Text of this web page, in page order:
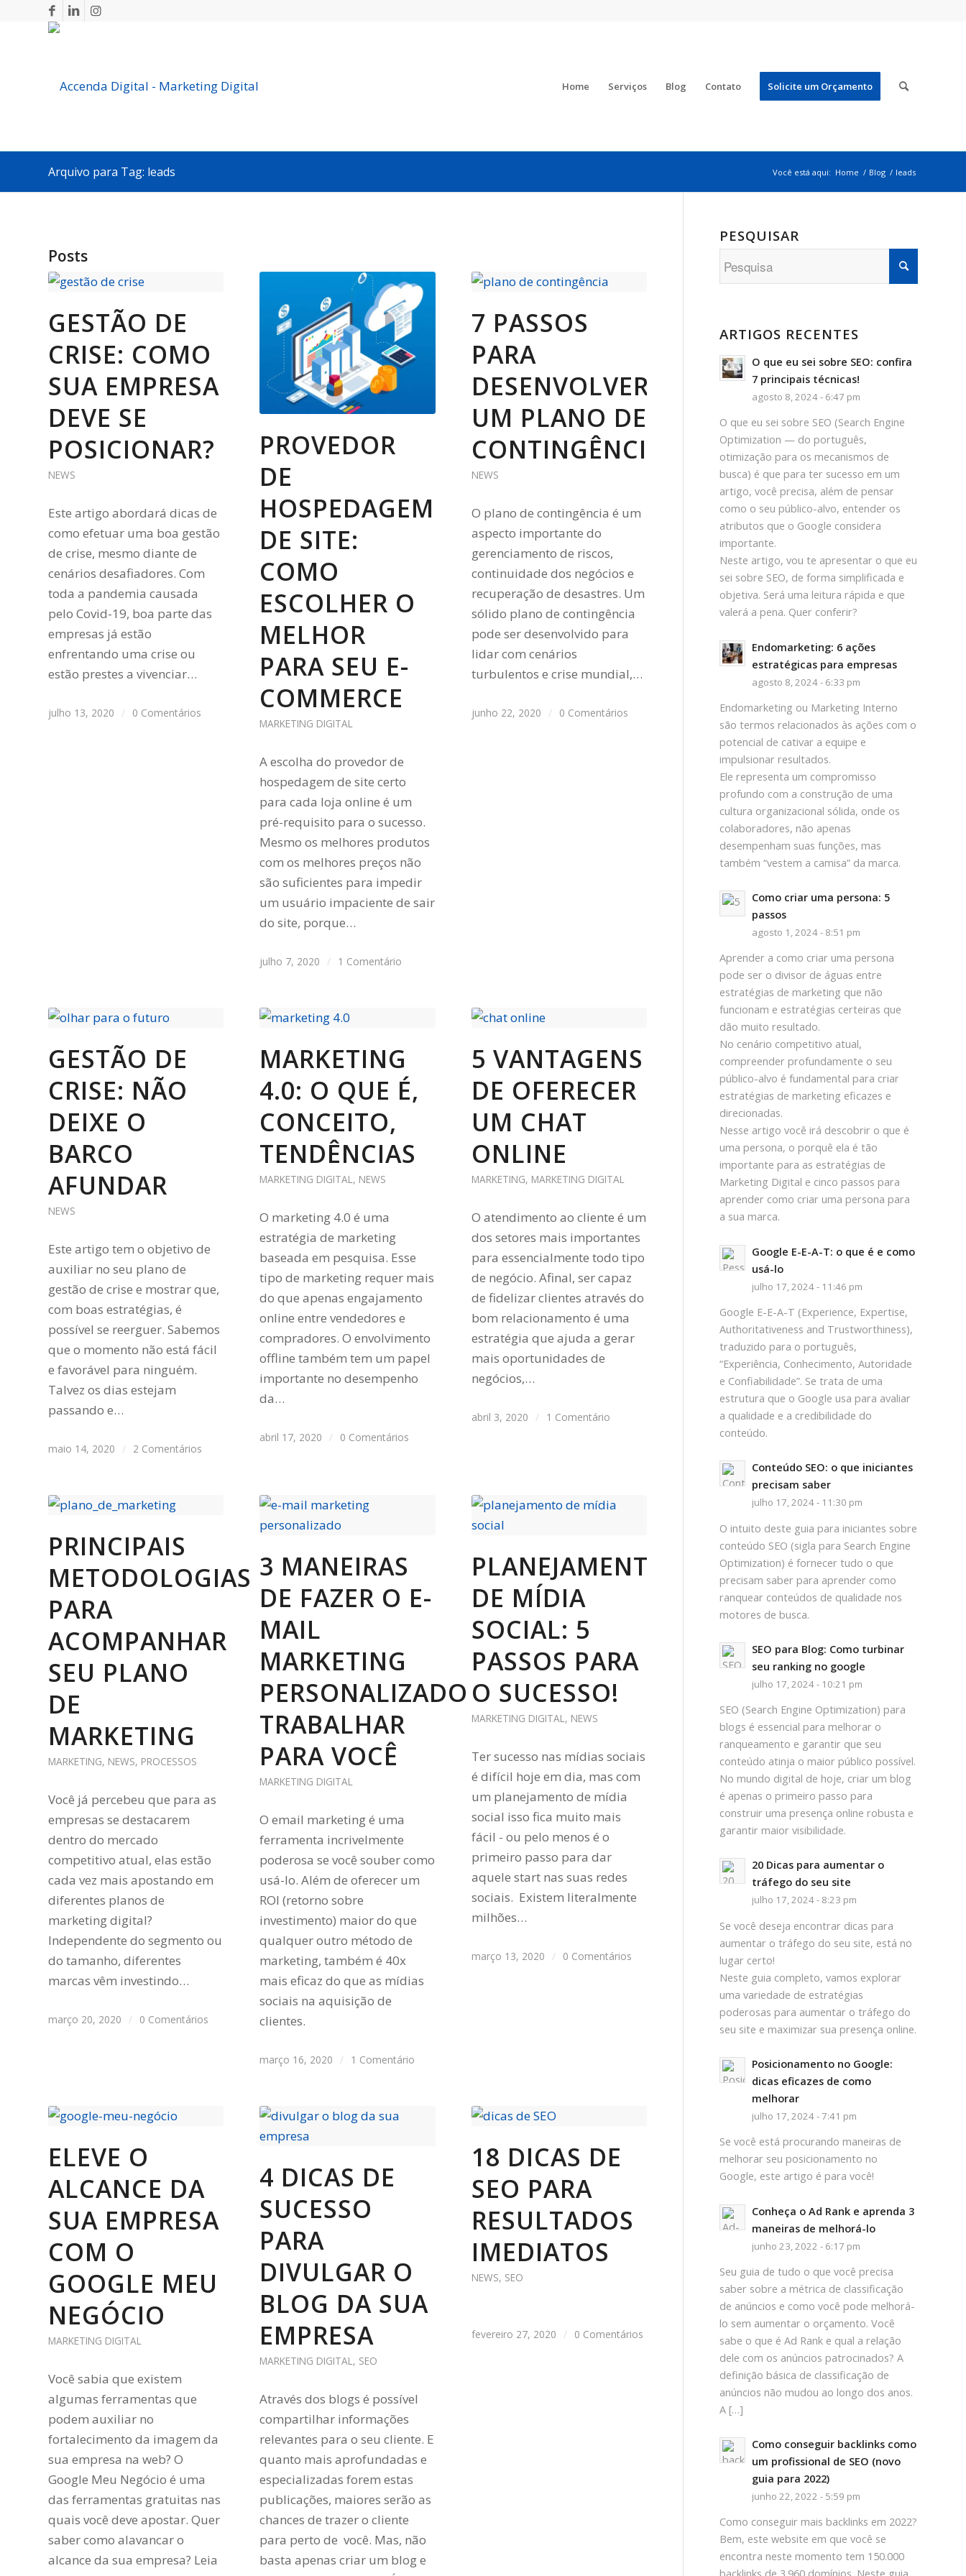
Home Serviços Blog Contato Solicite um Orçamento
Arquivo para Tag: leads Você está aqui: Home / Blog / leads
Posts
GESTÃO DE
CRISE: COMO
SUA EMPRESA
DEVE SE
POSICIONAR?
NEWS
Este artigo abordará dicas de
como efetuar uma boa gestão
de crise, mesmo diante de
cenários desafiadores. Com
toda a pandemia causada
pelo Covid-19, boa parte das
empresas já estão
enfrentando uma crise ou
estão prestes a vivenciar…
julho 13, 2020 / 0 Comentários
PROVEDOR
DE
HOSPEDAGEM
DE SITE:
COMO
ESCOLHER O
MELHOR
PARA SEU E-
COMMERCE
MARKETING DIGITAL
A escolha do provedor de
hospedagem de site certo
para cada loja online é um
pré-requisito para o sucesso.
Mesmo os melhores produtos
com os melhores preços não
são suficientes para impedir
um usuário impaciente de sair
do site, porque…
julho 7, 2020 / 1 Comentário
7 PASSOS
PARA
DESENVOLVER
UM PLANO DE
CONTINGÊNCIA
NEWS
O plano de contingência é um
aspecto importante do
gerenciamento de riscos,
continuidade dos negócios e
recuperação de desastres. Um
sólido plano de contingência
pode ser desenvolvido para
lidar com cenários
turbulentos e crise mundial,…
junho 22, 2020 / 0 Comentários
GESTÃO DE
CRISE: NÃO
DEIXE O
BARCO
AFUNDAR
NEWS
Este artigo tem o objetivo de
auxiliar no seu plano de
gestão de crise e mostrar que,
com boas estratégias, é
possível se reerguer. Sabemos
que o momento não está fácil
e favorável para ninguém.
Talvez os dias estejam
passando e…
maio 14, 2020 / 2 Comentários
MARKETING
4.0: O QUE É,
CONCEITO,
TENDÊNCIAS
MARKETING DIGITAL , NEWS
O marketing 4.0 é uma
estratégia de marketing
baseada em pesquisa. Esse
tipo de marketing requer mais
do que apenas engajamento
online entre vendedores e
compradores. O envolvimento
offline também tem um papel
importante no desempenho
da…
abril 17, 2020 / 0 Comentários
5 VANTAGENS
DE OFERECER
UM CHAT
ONLINE
MARKETING, MARKETING DIGITAL
O atendimento ao cliente é um
dos setores mais importantes
para essencialmente todo tipo
de negócio. Afinal, ser capaz
de fidelizar clientes através do
bom relacionamento é uma
estratégia que ajuda a gerar
mais oportunidades de
negócios,…
abril 3, 2020 / 1 Comentário
PRINCIPAIS
METODOLOGIAS
PARA
ACOMPANHAR
SEU PLANO
DE
MARKETING
MARKETING, NEWS, PROCESSOS
Você já percebeu que para as
empresas se destacarem
dentro do mercado
competitivo atual, elas estão
cada vez mais apostando em
diferentes planos de
marketing digital?
Independente do segmento ou
do tamanho, diferentes
marcas vêm investindo…
março 20, 2020 / 0 Comentários
3 MANEIRAS
DE FAZER O E-
MAIL
MARKETING
PERSONALIZADO
TRABALHAR
PARA VOCÊ
MARKETING DIGITAL
O email marketing é uma
ferramenta incrivelmente
poderosa se você souber como
usá-lo. Além de oferecer um
ROI (retorno sobre
investimento) maior do que
qualquer outro método de
marketing, também é 40x
mais eficaz do que as mídias
sociais na aquisição de
clientes.
março 16, 2020 / 1 Comentário
PLANEJAMENTO
DE MÍDIA
SOCIAL: 5
PASSOS PARA
O SUCESSO!
MARKETING DIGITAL , NEWS
Ter sucesso nas mídias sociais
é difícil hoje em dia, mas com
um planejamento de mídia
social isso fica muito mais
fácil - ou pelo menos é o
primeiro passo para dar
aquele start nas suas redes
sociais. Existem literalmente
milhões…
março 13, 2020 / 0 Comentários
ELEVE O
ALCANCE DA
SUA EMPRESA
COM O
GOOGLE MEU
NEGÓCIO
MARKETING DIGITAL
Você sabia que existem
algumas ferramentas que
podem auxiliar no
fortalecimento da imagem da
sua empresa na web? O
Google Meu Negócio é uma
das ferramentas gratuitas nas
quais você deve apostar. Quer
saber como alavancar o
alcance da sua empresa? Leia
4 DICAS DE
SUCESSO
PARA
DIVULGAR O
BLOG DA SUA
EMPRESA
MARKETING DIGITAL , SEO
Através dos blogs é possível
compartilhar informações
relevantes para o seu cliente. E
quanto mais aprofundadas e
especializadas forem estas
publicações, maiores serão as
chances de trazer o cliente
para perto de você. Mas, não
basta apenas criar um blog e
18 DICAS DE
SEO PARA
RESULTADOS
IMEDIATOS
NEWS, SEO
fevereiro 27, 2020 / 0 Comentários
PESQUISAR
ARTIGOS RECENTES
O que eu sei sobre SEO: confira
7 principais técnicas!
agosto 8, 2024 - 6:47 pm
O que eu sei sobre SEO (Search Engine
Optimization — do português,
otimização para os mecanismos de
busca) é que para ter sucesso em um
artigo, você precisa, além de pensar
como o seu público-alvo, entender os
atributos que o Google considera
importante.
Neste artigo, vou te apresentar o que eu
sei sobre SEO, de forma simplificada e
objetiva. Será uma leitura rápida e que
valerá a pena. Quer conferir?
Endomarketing: 6 ações
estratégicas para empresas
agosto 8, 2024 - 6:33 pm
Endomarketing ou Marketing Interno
são termos relacionados às ações com o
potencial de cativar a equipe e
impulsionar resultados.
Ele representa um compromisso
profundo com a construção de uma
cultura organizacional sólida, onde os
colaboradores, não apenas
desempenham suas funções, mas
também “vestem a camisa” da marca.
Como criar uma persona: 5
passos
agosto 1, 2024 - 8:51 pm
Aprender a como criar uma persona
pode ser o divisor de águas entre
estratégias de marketing que não
funcionam e estratégias certeiras que
dão muito resultado.
No cenário competitivo atual,
compreender profundamente o seu
público-alvo é fundamental para criar
estratégias de marketing eficazes e
direcionadas.
Nesse artigo você irá descobrir o que é
uma persona, o porquê ela é tão
importante para as estratégias de
Marketing Digital e cinco passos para
aprender como criar uma persona para
a sua marca.
Google E-E-A-T: o que é e como
usá-lo
julho 17, 2024 - 11:46 pm
Google E-E-A-T (Experience, Expertise,
Authoritativeness and Trustworthiness),
traduzido para o português,
“Experiência, Conhecimento, Autoridade
e Confiabilidade”. Se trata de uma
estrutura que o Google usa para avaliar
a qualidade e a credibilidade do
conteúdo.
Conteúdo SEO: o que iniciantes
precisam saber
julho 17, 2024 - 11:30 pm
O intuito deste guia para iniciantes sobre
conteúdo SEO (sigla para Search Engine
Optimization) é fornecer tudo o que
precisam saber para aprender como
ranquear conteúdos de qualidade nos
motores de busca.
SEO para Blog: Como turbinar
seu ranking no google
julho 17, 2024 - 10:21 pm
SEO (Search Engine Optimization) para
blogs é essencial para melhorar o
ranqueamento e garantir que seu
conteúdo atinja o maior público possível.
No mundo digital de hoje, criar um blog
é apenas o primeiro passo para
construir uma presença online robusta e
garantir maior visibilidade.
20 Dicas para aumentar o
tráfego do seu site
julho 17, 2024 - 8:23 pm
Se você deseja encontrar dicas para
aumentar o tráfego do seu site, está no
lugar certo!
Neste guia completo, vamos explorar
uma variedade de estratégias
poderosas para aumentar o tráfego do
seu site e maximizar sua presença online.
Posicionamento no Google:
dicas eficazes de como
melhorar
julho 17, 2024 - 7:41 pm
Se você está procurando maneiras de
melhorar seu posicionamento no
Google, este artigo é para você!
Conheça o Ad Rank e aprenda 3
maneiras de melhorá-lo
junho 23, 2022 - 6:17 pm
Seu guia de tudo o que você precisa
saber sobre a métrica de classificação
de anúncios e como você pode melhorá-
lo sem aumentar o orçamento. Você
sabe o que é Ad Rank e qual a relação
dele com os anúncios patrocinados? A
definição básica de classificação de
anúncios não mudou ao longo dos anos.
A […]
Como conseguir backlinks como
um profissional de SEO (novo
guia para 2022)
junho 22, 2022 - 5:59 pm
Como conseguir mais backlinks em 2022?
Bem, este website em que você se
encontra neste momento tem 150.000